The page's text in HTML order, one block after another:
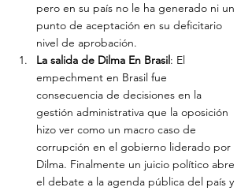
pero en su país no le ha generado ni un
punto de aceptación en su deficitario
nivel de aprobación.
La salida de Dilma En Brasil: El
empechment en Brasil fue
consecuencia de decisiones en la
gestión administrativa que la oposición
hizo ver como un macro caso de
corrupción en el gobierno liderado por
Dilma. Finalmente un juicio político abre
el debate a la agenda pública del país y